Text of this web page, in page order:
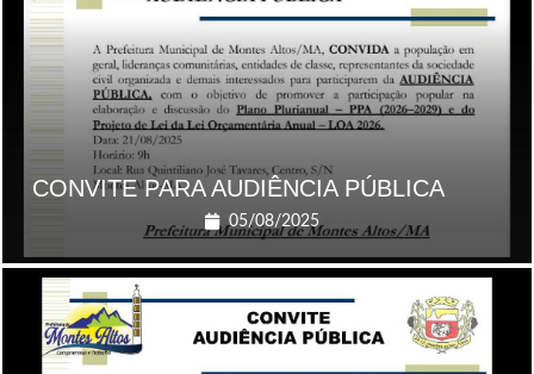
CONVITE PARA AUDIÊNCIA PÚBLICA
05/08/2025